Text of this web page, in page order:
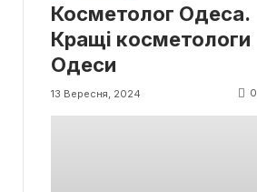
Косметолог Одеса.
Кращі косметологи
Одеси
13 Вересня, 2024 0